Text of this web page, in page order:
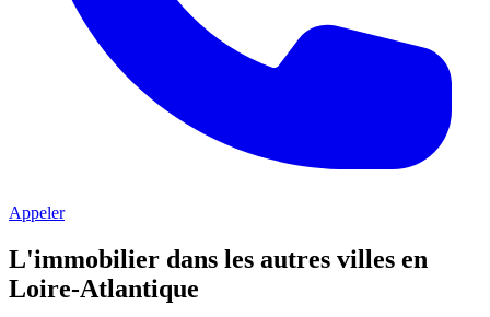
Appeler
L'immobilier dans les autres villes en
Loire-Atlantique